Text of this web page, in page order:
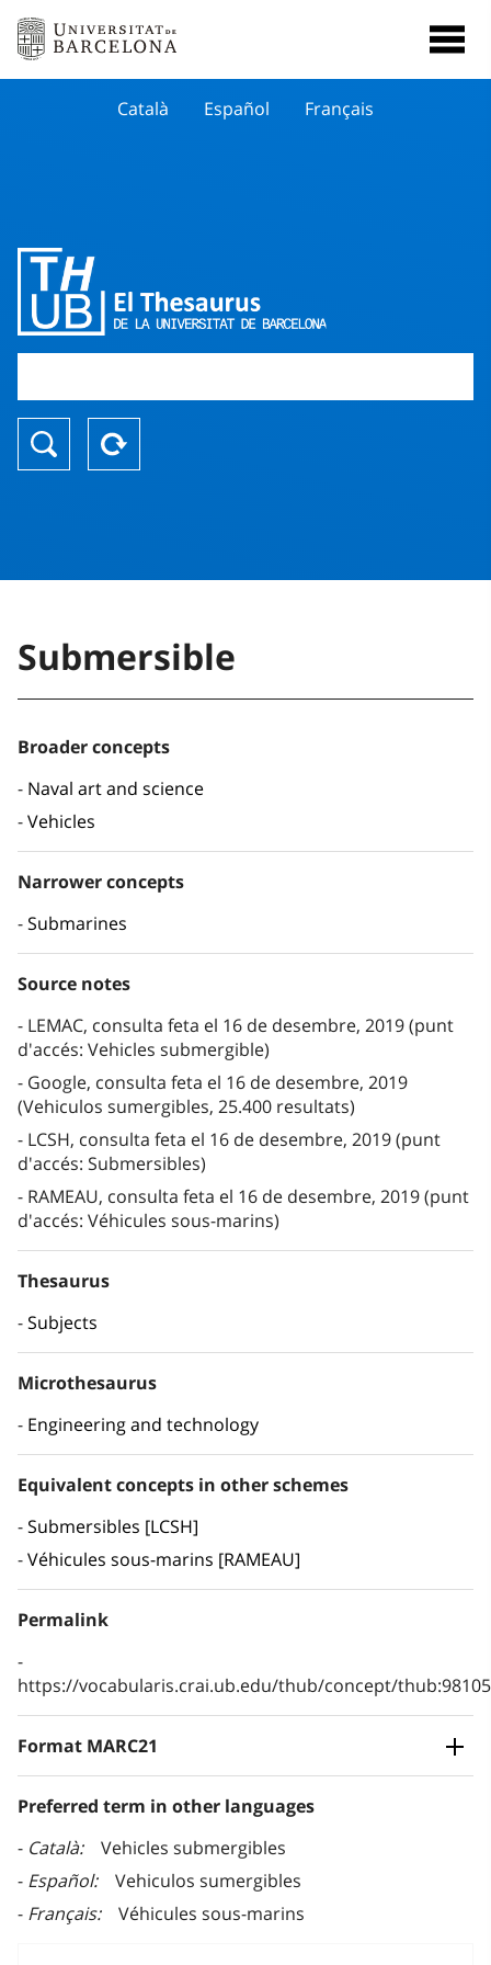
Català Español Français
Submersible
Broader concepts
Naval art and science
Vehicles
Narrower concepts
Submarines
Source notes
LEMAC, consulta feta el 16 de desembre, 2019 (punt
d'accés: Vehicles submergible)
Google, consulta feta el 16 de desembre, 2019
(Vehiculos sumergibles, 25.400 resultats)
LCSH, consulta feta el 16 de desembre, 2019 (punt
d'accés: Submersibles)
RAMEAU, consulta feta el 16 de desembre, 2019 (punt
d'accés: Véhicules sous-marins)
Thesaurus
Subjects
Microthesaurus
Engineering and technology
Equivalent concepts in other schemes
Submersibles [LCSH]
Véhicules sous-marins [RAMEAU]
Permalink
https://vocabularis.crai.ub.edu/thub/concept/
Format MARC21
Preferred term in other languages
Català
Vehicles submergibles
Español
Vehiculos sumergibles
Français
Véhicules sous-marins